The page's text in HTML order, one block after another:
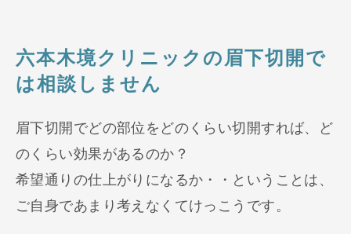
六本木境クリニックの眉下切開で
は相談しません
眉下切開でどの部位をどのくらい切開すれば、ど
のくらい効果があるのか？
希望通りの仕上がりになるか・・ということは、
ご自身であまり考えなくてけっこうです。